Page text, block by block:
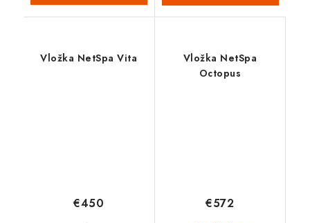
Vložka NetSpa Vita
€450
Vložka NetSpa
Octopus
€572